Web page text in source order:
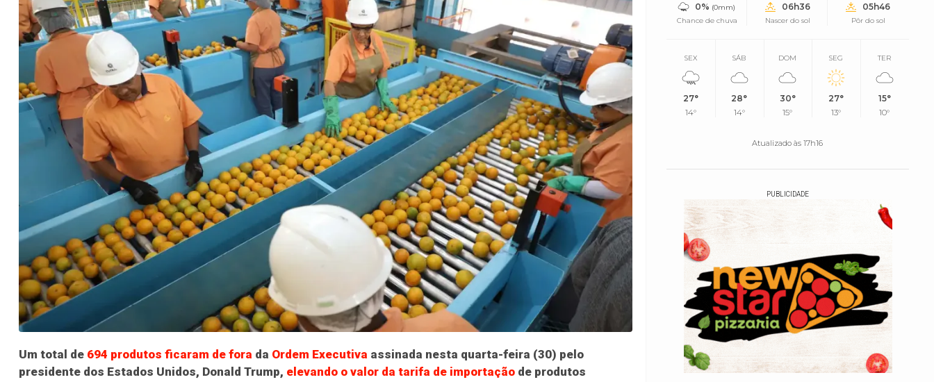
Um total de 694 produtos ficaram de fora da Ordem Executiva assinada nesta quarta-feira (30) pelo
presidente dos Estados Unidos, Donald Trump, elevando o valor da tarifa de importação de produtos
0% (0mm)
Chance de chuva
06h36
Nascer do sol
05h46
Pôr do sol
SEX
27°
14°
SÁB
28°
14°
DOM
30°
15°
SEG
27°
13°
TER
15°
10°
Atualizado às 17h16
PUBLICIDADE